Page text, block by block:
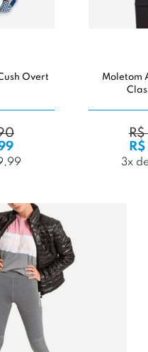
Overt
Moletom
3x